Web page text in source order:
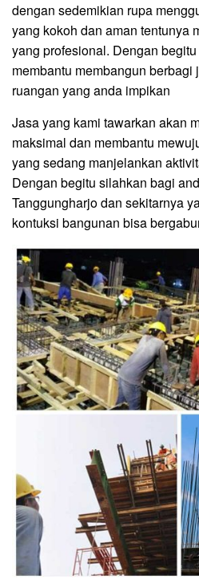
dengan sedemikian rupa
yang kokoh dan aman tentunya
yang profesional. Dengan
membantu membangun berbagi
ruangan yang anda impikan
Jasa yang kami tawarkan akan
maksimal dan membantu
yang sedang manjelankan
Dengan begitu silahkan bagi
Tanggungharjo dan sekitarnya
kontuksi bangunan bisa